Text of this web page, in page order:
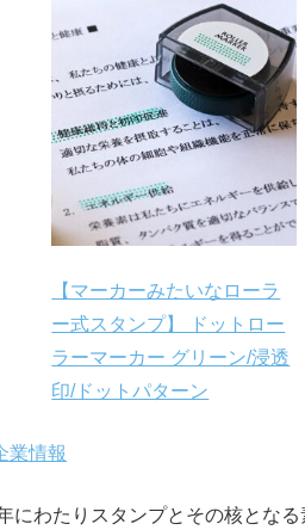
【マーカーみたいなローラ
ー式スタンプ】 ドットロー
ラーマーカー グリーン/浸透
印/ドットパターン
業情報
にわたりスタンプとその核とな